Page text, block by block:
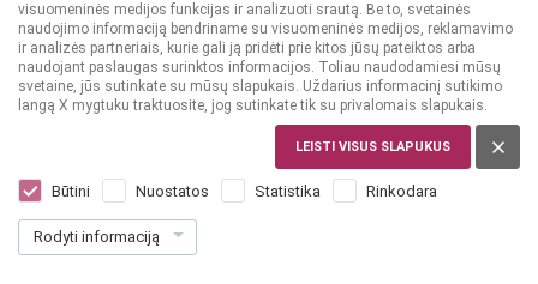
visuomeninės medijos funkcijas ir analizuoti srautą. Be to, svetainės
naudojimo informaciją bendriname su visuomeninės medijos, reklamavimo
ir analizės partneriais, kurie gali ją pridėti prie kitos jūsų pateiktos arba
naudojant paslaugas surinktos informacijos. Toliau naudodamiesi mūsų
svetaine, jūs sutinkate su mūsų slapukais. Uždarius informacinį sutikimo
langą X mygtuku traktuosite, jog sutinkate tik su privalomais slapukais.
LEISTI VISUS SLAPUKUS
Būtini Nuostatos Statistika Rinkodara
Rodyti informaciją
Querena Cava Semi Seco 0,75 l
Dar nėra balsų, galite įvertinti
99